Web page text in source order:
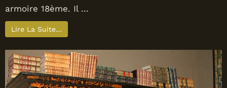
armoire 18ème. Il ...
Lire La Suite…